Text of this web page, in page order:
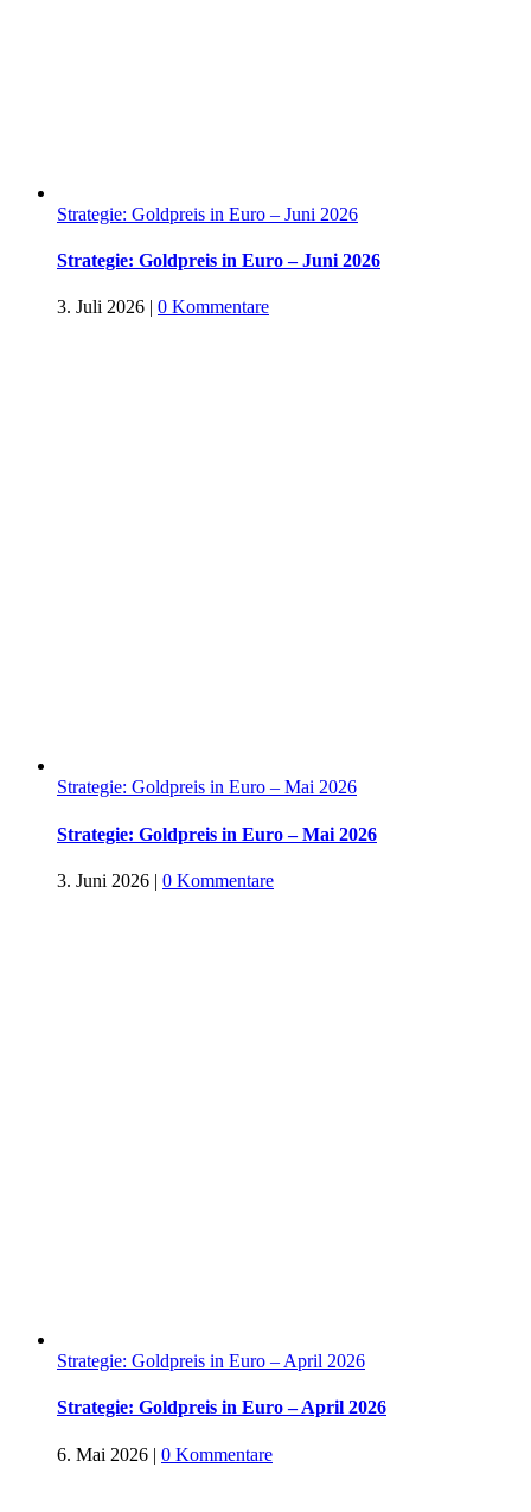
Strategie: Goldpreis in Euro – Juni 2026
Strategie: Goldpreis in Euro – Juni 2026
3. Juli 2026 | 0 Kommentare
Strategie: Goldpreis in Euro – Mai 2026
Strategie: Goldpreis in Euro – Mai 2026
3. Juni 2026 | 0 Kommentare
Strategie: Goldpreis in Euro – April 2026
Strategie: Goldpreis in Euro – April 2026
6. Mai 2026 | 0 Kommentare